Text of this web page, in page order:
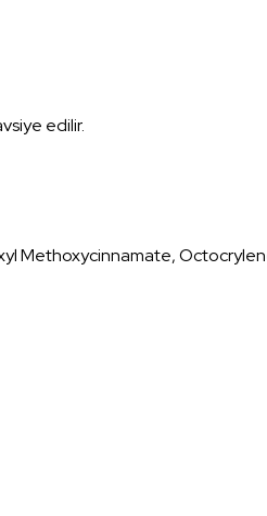
edilir.
Methoxycinnamate,